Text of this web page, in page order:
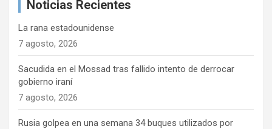
Noticias Recientes
La rana estadounidense
7 agosto, 2026
Sacudida en el Mossad tras fallido intento de derrocar
gobierno iraní
7 agosto, 2026
Rusia golpea en una semana 34 buques utilizados por